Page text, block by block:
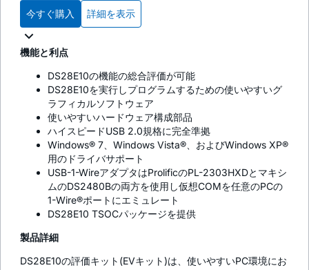
今すぐ購入 詳細を表示
機能と利点
DS28E10の機能の総合評価が可能
DS28E10を実行しプログラムするための使いやすいグ
ラフィカルソフトウェア
使いやすいハードウェア構成部品
ハイスピードUSB 2.0規格に完全準拠
Windows® 7、Windows Vista®、およびWindows XP®
用のドライバサポート
USB-1-WireアダプタはProlificのPL-2303HXDとマキシ
ムのDS2480Bの両方を使用し仮想COMを任意のPCの
1-Wire®ポートにエミュレート
DS28E10 TSOCパッケージを提供
製品詳細
DS28E10の評価キット(EVキット)は、使いやすいPC環境にお